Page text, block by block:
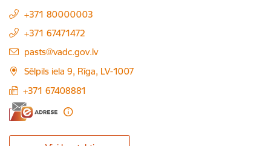
+371 80000003
+371 67471472
E-pasts:
pasts@vadc.gov.lv
Sēlpils iela 9, Rīga, LV-1007
+371 67408881